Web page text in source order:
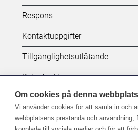
Kifi:
Biblioteken.fi-
alatunniste
(SV)
Respons
Kontaktuppgifter
Tillgänglighetsutlåtande
Dataskydd
Seuraa meitä:
Om cookies på denna webbplats
Vi använder cookies för att samla in och
webbplatsens prestanda och användning,